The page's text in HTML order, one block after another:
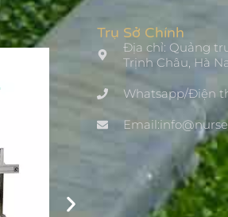
Trụ Sở Chính
Địa chỉ: Quảng
Trịnh Châu, Hà
Whatsapp/Điện